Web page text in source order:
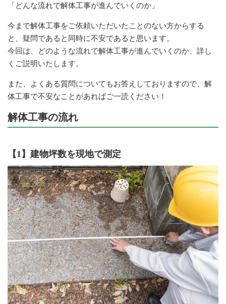
「どんな流れで解体工事が進んでいくのか」
今まで解体工事をご依頼いただいたことのない方からする
と、疑問であると同時に不安であると思います。
今回は、どのような流れで解体工事が進んでいくのか、詳し
くご説明いたします。
また、よくある質問についてもお答えしておりますので、解
体工事で不安なことがあればご一読ください！
解体工事の流れ
【1】建物坪数を現地で測定